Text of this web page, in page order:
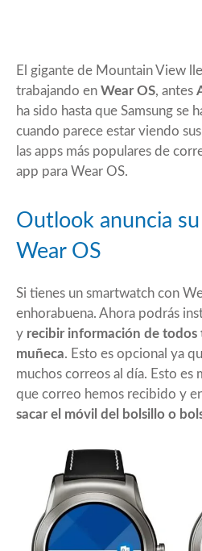
El gigante de Mountain View
trabajando en Wear OS, antes
ha sido hasta que Samsung se
cuando parece estar viendo
las apps más populares de
app para Wear OS.
Outlook anuncia
Wear OS
Si tienes un smartwatch con
enhorabuena. Ahora podrás
y recibir información de todos
muñeca. Esto es opcional ya
muchos correos al día. Esto es
que correo hemos recibido y
sacar el móvil del bolsillo o